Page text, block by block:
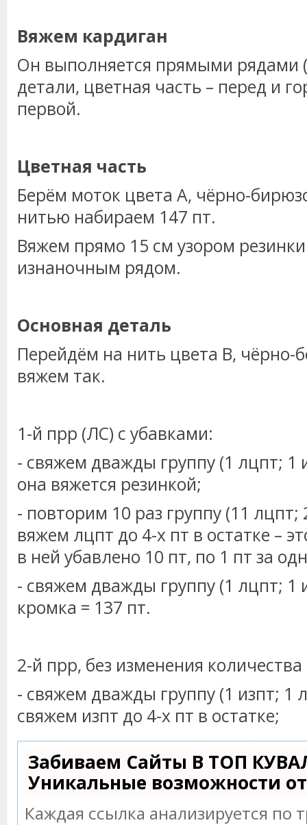
Вяжем кардиган
Он выполняется прямыми рядами
детали, цветная часть – перед и
первой.
Цветная часть
Берём моток цвета А, чёрно-
нитью набираем 147 пт.
Вяжем прямо 15 см узором
изнаночным рядом.
Основная деталь
Перейдём на нить цвета В, чёрно-
вяжем так.
1-й прр (ЛС) с убавками:
- свяжем дважды группу (1 лцпт; 1
она вяжется резинкой;
- повторим 10 раз группу (11 лцпт;
вяжем лцпт до 4-х пт в остатке –
в ней убавлено 10 пт, по 1 пт за
- свяжем дважды группу (1 лцпт; 1
кромка = 137 пт.
2-й прр, без изменения
- свяжем дважды группу (1 изпт; 1
свяжем изпт до 4-х пт в остатке;
Забиваем Сайты В ТОП
Уникальные возможности
Каждая ссылка анализируется по